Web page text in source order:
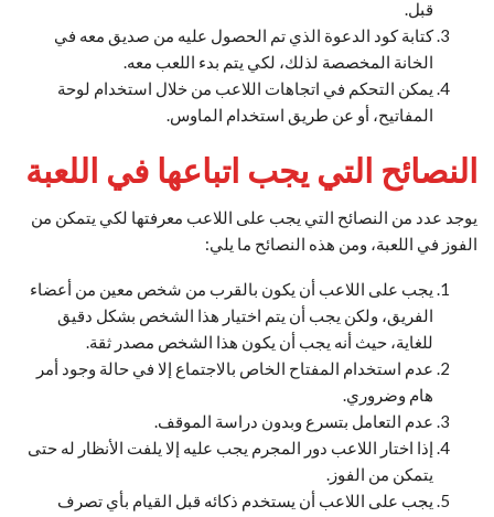
قبل.
كتابة كود الدعوة الذي تم الحصول عليه من صديق معه في
الخانة المخصصة لذلك، لكي يتم بدء اللعب معه.
يمكن التحكم في اتجاهات اللاعب من خلال استخدام لوحة
المفاتيح، أو عن طريق استخدام الماوس.
النصائح التي يجب اتباعها في اللعبة
يوجد عدد من النصائح التي يجب على اللاعب معرفتها لكي يتمكن من
الفوز في اللعبة، ومن هذه النصائح ما يلي:
يجب على اللاعب أن يكون بالقرب من شخص معين من أعضاء
الفريق، ولكن يجب أن يتم اختيار هذا الشخص بشكل دقيق
للغاية، حيث أنه يجب أن يكون هذا الشخص مصدر ثقة.
عدم استخدام المفتاح الخاص بالاجتماع إلا في حالة وجود أمر
هام وضروري.
عدم التعامل بتسرع وبدون دراسة الموقف.
إذا اختار اللاعب دور المجرم يجب عليه إلا يلفت الأنظار له حتى
يتمكن من الفوز.
يجب على اللاعب أن يستخدم ذكائه قبل القيام بأي تصرف